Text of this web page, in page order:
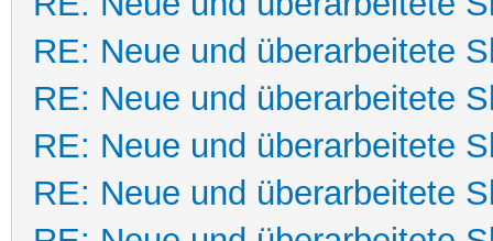
RE: Neue und überarbeitete
RE: Neue und überarbeitete
RE: Neue und überarbeitete
RE: Neue und überarbeitete